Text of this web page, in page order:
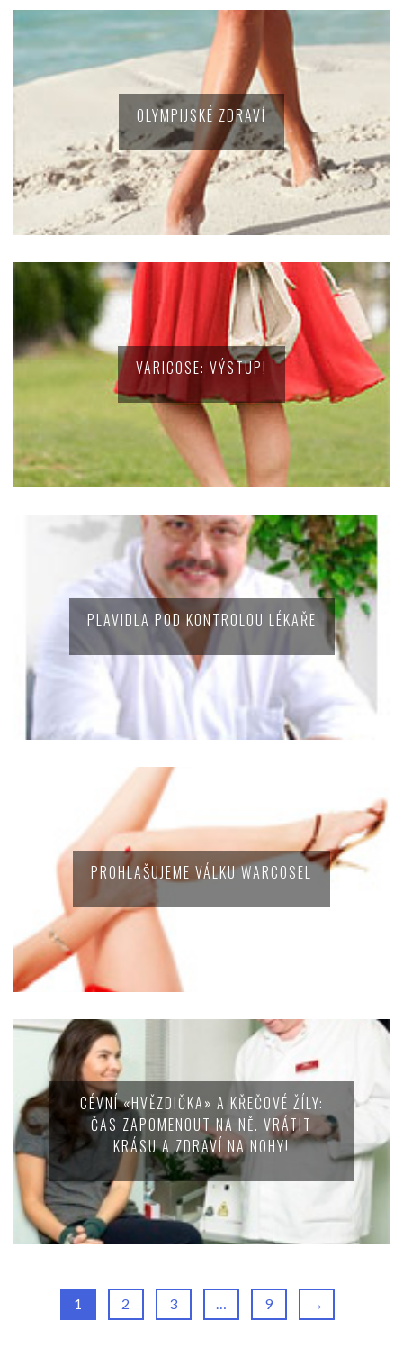
OLYMPIJSKÉ ZDRAVÍ
VARICOSE: VÝSTUP!
PLAVIDLA POD KONTROLOU LÉKAŘE
PROHLAŠUJEME VÁLKU WARCOSEL
CÉVNÍ «HVĚZDIČKA» A KŘEČOVÉ ŽÍLY:
ČAS ZAPOMENOUT NA NĚ. VRÁTIT
KRÁSU A ZDRAVÍ NA NOHY!
1 2 3 … 9 →